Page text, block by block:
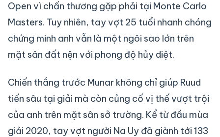
Open vì chấn thương gặp phải tại Monte Carlo
Masters. Tuy nhiên, tay vợt 25 tuổi nhanh chóng
chứng minh anh vẫn là một ngôi sao lớn trên
mặt sân đất nện với phong độ hủy diệt.
Chiến thắng trước Munar không chỉ giúp Ruud
tiến sâu tại giải mà còn củng cố vị thế vượt trội
của anh trên mặt sân sở trường. Kể từ đầu mùa
giải 2020, tay vợt người Na Uy đã giành tới 133